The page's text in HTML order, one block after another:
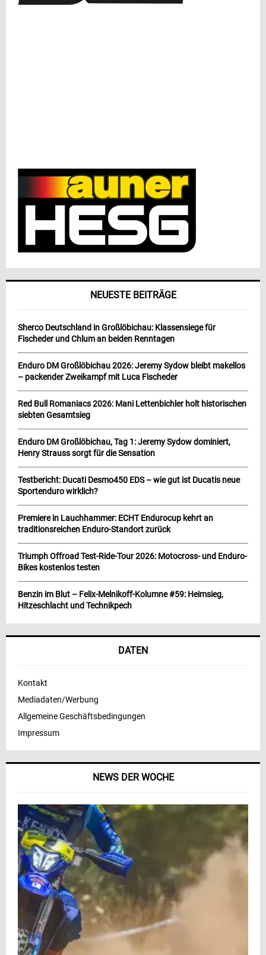
NEWS DER WOCHE
NEUESTE BEITRÄGE
Sherco Deutschland in Großlöbichau: Klassensiege für
Fischeder und Chlum an beiden Renntagen
Enduro DM Großlöbichau 2026: Jeremy Sydow bleibt makellos
– packender Zweikampf mit Luca Fischeder
Red Bull Romaniacs 2026: Mani Lettenbichler holt historischen
siebten Gesamtsieg
Enduro DM Großlöbichau, Tag 1: Jeremy Sydow dominiert,
Henry Strauss sorgt für die Sensation
Testbericht: Ducati Desmo450 EDS – wie gut ist Ducatis neue
Sportenduro wirklich?
Premiere in Lauchhammer: ECHT Endurocup kehrt an
traditionsreichen Enduro-Standort zurück
Triumph Offroad Test-Ride-Tour 2026: Motocross- und Enduro-
Bikes kostenlos testen
Benzin im Blut – Felix-Melnikoff-Kolumne #59: Heimsieg,
Hitzeschlacht und Technikpech
DATEN
Kontakt
Mediadaten/Werbung
Allgemeine Geschäftsbedingungen
Impressum